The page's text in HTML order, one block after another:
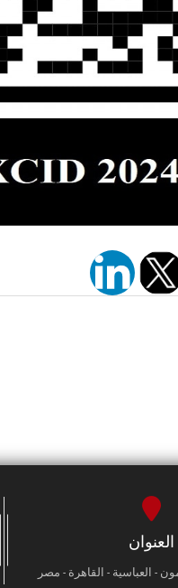
العنوان
- العباسية - القاهرة - مصر